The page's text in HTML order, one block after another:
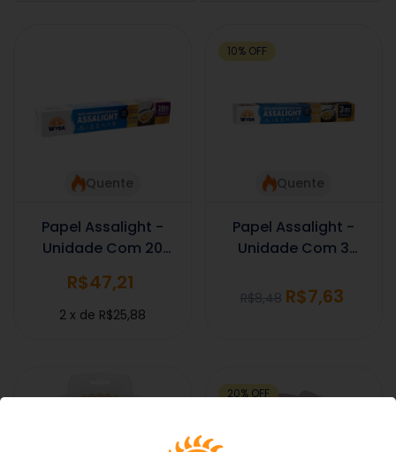
Quente
Papel Assalight -
Unidade Com 20
R$47,21
2 x de R$25,88
10% OFF
Quente
Papel Assalight -
Unidade Com 3
R$8,48 R$7,63
20% OFF